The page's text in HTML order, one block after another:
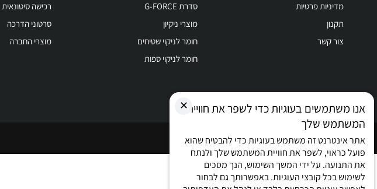
מדיניות פרטיות
תקנון
צור קשר
סדרת G-FORCE
מוצרי ניקיון
חומר לניקוי שטיחים
חומר לניקוי ספות
רכישה סיטונאית
סרטוני הדרכה
מוצרי החברה
כל הזכויות שמורות © 2026
✕אנו משתמשים בעוגיות כדי לשפר את חוויית
המשתמש שלך
אתר אינטרנט זה משתמש בעוגיות כדי להבטיח שהוא
פועל כראוי, לשפר את חוויית המשתמש שלך ולנתח
את התנועה. על ידי המשך השימוש, הנך מסכים
לשימוש בכל קובצי העוגיות. באפשרותך גם לבחור